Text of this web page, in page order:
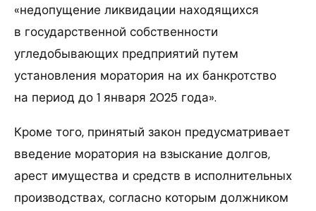
«недопущение ликвидации находящихся
в государственной собственности
угледобывающих предприятий путем
установления моратория на их банкротство
на период до 1 января 2025 года».
Кроме того, принятый закон предусматривает
введение моратория на взыскание долгов,
арест имущества и средств в исполнительных
производствах, согласно которым должником